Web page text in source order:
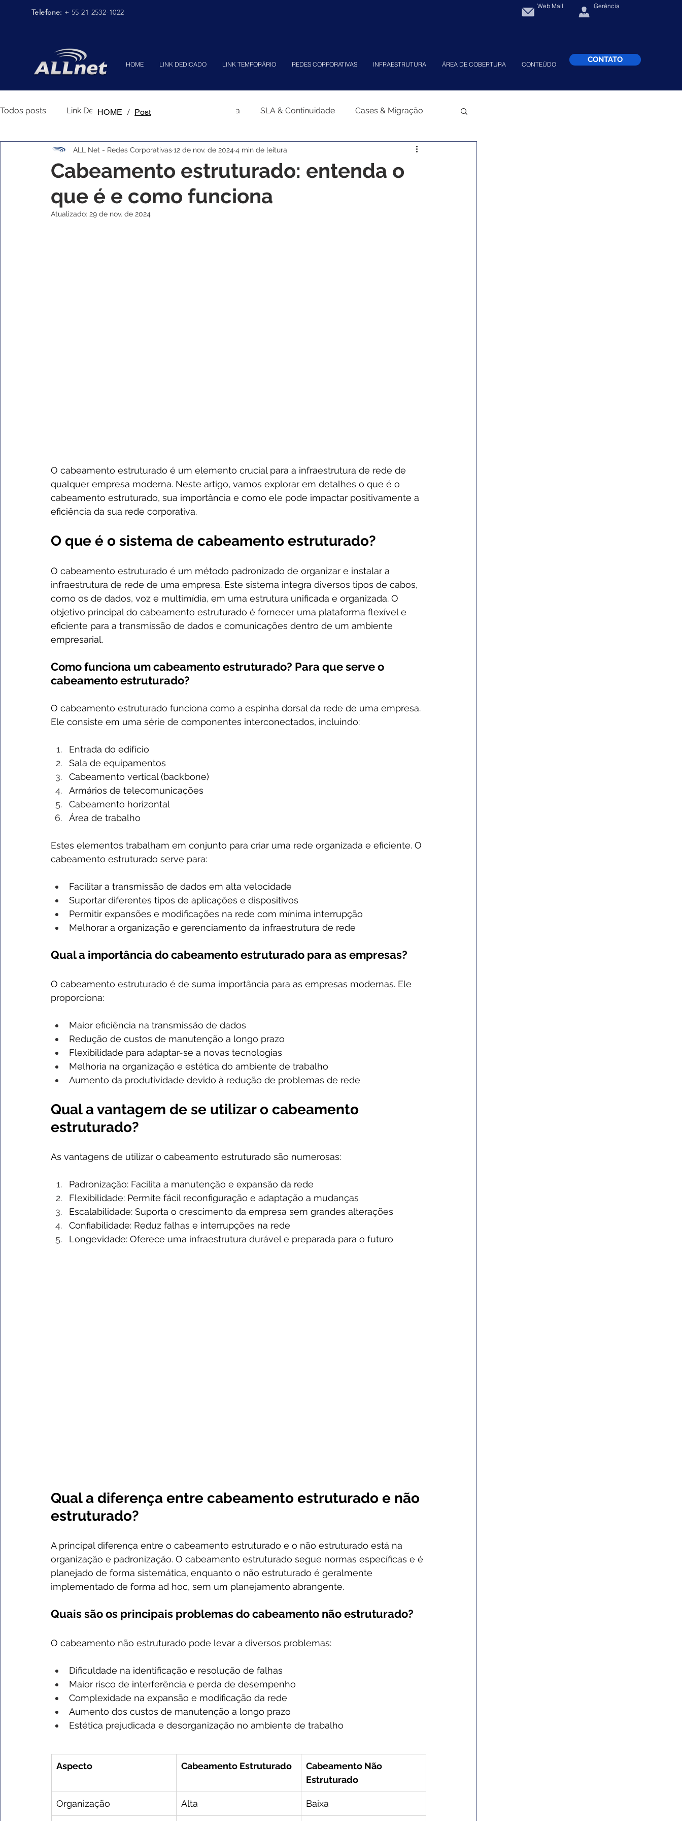
Telefone: + 55 21 2532-1022
Web Mail Gerência
HOME LINK DEDICADO LINK TEMPORÁRIO REDES CORPORATIVAS INFRAESTRUTURA ÁREA DE COBERTURA CONTEÚDO
CONTATO
Todos posts Link Dedicado Conectividade Corporativa SLA & Continuidade Cases & Migração
Segurança de Rede
Cabeamento estruturado: entenda o
que é e como funciona
ALL Net - Redes Corporativas12 de nov. de 2024 4 min de leitura
Atualizado: 29 de nov. de 2024
O cabeamento estruturado é um elemento crucial para a infraestrutura de rede de
qualquer empresa moderna. Neste artigo, vamos explorar em detalhes o que é o
cabeamento estruturado, sua importância e como ele pode impactar positivamente a
eficiência da sua rede corporativa.
O que é o sistema de cabeamento estruturado?
O cabeamento estruturado é um método padronizado de organizar e instalar a
infraestrutura de rede de uma empresa. Este sistema integra diversos tipos de cabos,
como os de dados, voz e multimídia, em uma estrutura unificada e organizada. O
objetivo principal do cabeamento estruturado é fornecer uma plataforma flexível e
eficiente para a transmissão de dados e comunicações dentro de um ambiente
empresarial.
Como funciona um cabeamento estruturado? Para que serve o
cabeamento estruturado?
O cabeamento estruturado funciona como a espinha dorsal da rede de uma empresa.
Ele consiste em uma série de componentes interconectados, incluindo:
Entrada do edifício
Sala de equipamentos
Cabeamento vertical (backbone)
Armários de telecomunicações
Cabeamento horizontal
Área de trabalho
Estes elementos trabalham em conjunto para criar uma rede organizada e eficiente. O
cabeamento estruturado serve para:
Facilitar a transmissão de dados em alta velocidade
Suportar diferentes tipos de aplicações e dispositivos
Permitir expansões e modificações na rede com mínima interrupção
Melhorar a organização e gerenciamento da infraestrutura de rede
Qual a importância do cabeamento estruturado para as empresas?
O cabeamento estruturado é de suma importância para as empresas modernas. Ele
proporciona:
Maior eficiência na transmissão de dados
Redução de custos de manutenção a longo prazo
Flexibilidade para adaptar-se a novas tecnologias
Melhoria na organização e estética do ambiente de trabalho
Aumento da produtividade devido à redução de problemas de rede
Qual a vantagem de se utilizar o cabeamento
estruturado?
As vantagens de utilizar o cabeamento estruturado são numerosas:
Padronização: Facilita a manutenção e expansão da rede
Flexibilidade: Permite fácil reconfiguração e adaptação a mudanças
Escalabilidade: Suporta o crescimento da empresa sem grandes alterações
Confiabilidade: Reduz falhas e interrupções na rede
Longevidade: Oferece uma infraestrutura durável e preparada para o futuro
Qual a diferença entre cabeamento estruturado e não
estruturado?
A principal diferença entre o cabeamento estruturado e o não estruturado está na
organização e padronização. O cabeamento estruturado segue normas específicas e é
planejado de forma sistemática, enquanto o não estruturado é geralmente
implementado de forma ad hoc, sem um planejamento abrangente.
Quais são os principais problemas do cabeamento não estruturado?
O cabeamento não estruturado pode levar a diversos problemas:
Dificuldade na identificação e resolução de falhas
Maior risco de interferência e perda de desempenho
Complexidade na expansão e modificação da rede
Aumento dos custos de manutenção a longo prazo
Estética prejudicada e desorganização no ambiente de trabalho
Aspecto Cabeamento Estruturado
Cabeamento Não
Estruturado
Organização Alta Baixa
HOME / Post